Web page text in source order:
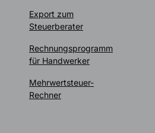
Export zum
Steuerberater
Rechnungsprogramm
für Handwerker
Mehrwertsteuer-
Rechner